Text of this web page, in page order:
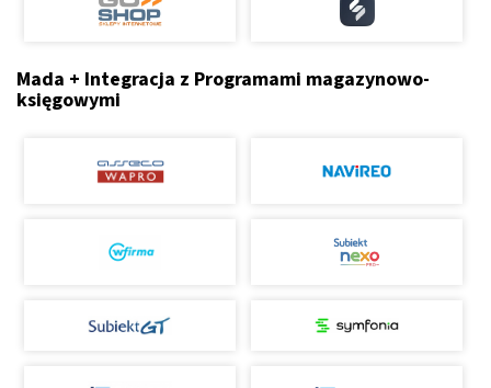
Mada + Integracja z Programami magazynowo-
księgowymi